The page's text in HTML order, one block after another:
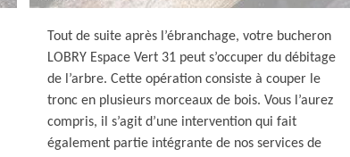
Tout de suite après l’ébranchage, votre bucheron
LOBRY Espace Vert 31 peut s’occuper du débitage
de l’arbre. Cette opération consiste à couper le
tronc en plusieurs morceaux de bois. Vous l’aurez
compris, il s’agit d’une intervention qui fait
également partie intégrante de nos services de